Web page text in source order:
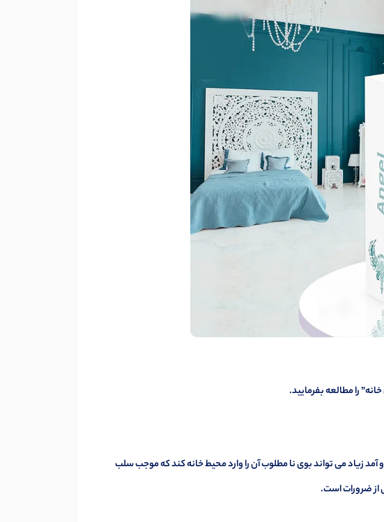
” را مطالعه بفرمایید.
زیاد می تواند بوی نا مطلوب آن را وارد محیط خانه کند که موجب سلب
از ضرورات است.